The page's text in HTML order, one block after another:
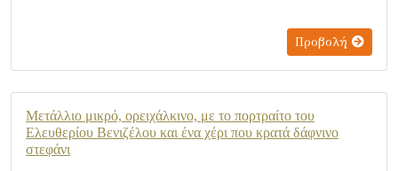
Προβολή
Μετάλλιο μικρό, ορειχάλκινο, με το πορτραίτο του
Ελευθερίου Βενιζέλου και ένα χέρι που κρατά δάφνινο
στεφάνι